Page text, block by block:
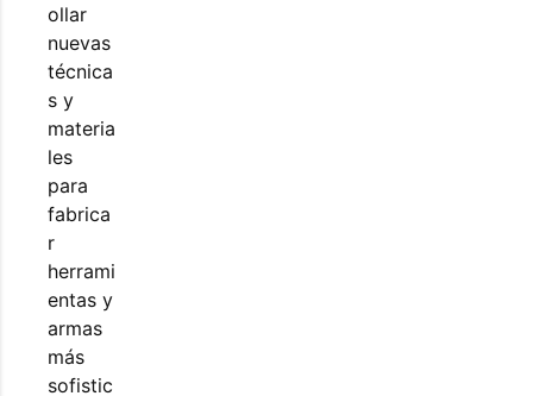
ollar
nuevas
técnica
s y
materia
les
para
fabrica
r
herrami
entas y
armas
más
sofistic